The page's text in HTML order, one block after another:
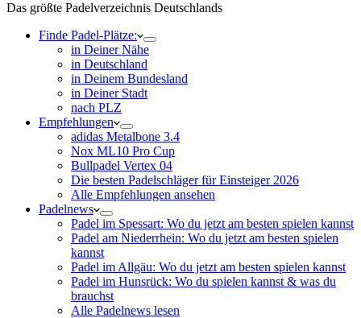
Das größte Padelverzeichnis Deutschlands
Finde Padel-Plätze:
in Deiner Nähe
in Deutschland
in Deinem Bundesland
in Deiner Stadt
nach PLZ
Empfehlungen
adidas Metalbone 3.4
Nox ML10 Pro Cup
Bullpadel Vertex 04
Die besten Padelschläger für Einsteiger 2026
Alle Empfehlungen ansehen
Padelnews
Padel im Spessart: Wo du jetzt am besten spielen kannst
Padel am Niederrhein: Wo du jetzt am besten spielen
kannst
Padel im Allgäu: Wo du jetzt am besten spielen kannst
Padel im Hunsrück: Wo du spielen kannst & was du
brauchst
Alle Padelnews lesen